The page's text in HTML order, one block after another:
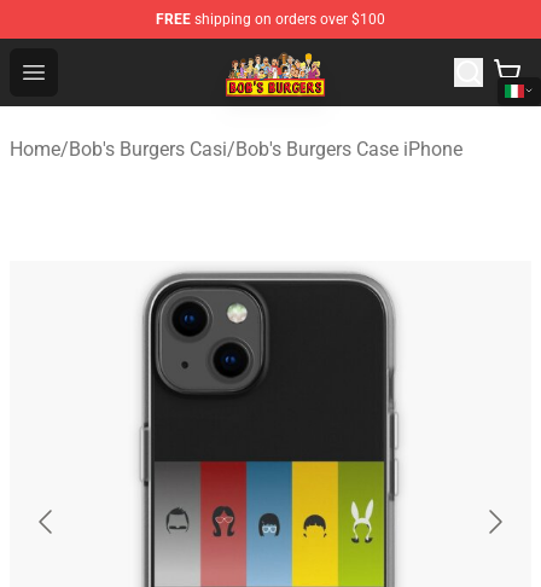
FREE shipping on orders over $100
Open menu
Bob's Burgers Store - Official Bob's Burgers Merchandise
Home/Bob's Burgers Casi/Bob's Burgers Case iPhone